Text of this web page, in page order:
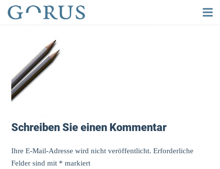
Schreiben Sie einen Kommentar
Ihre E-Mail-Adresse wird nicht veröffentlicht. Erforderliche
Felder sind mit * markiert